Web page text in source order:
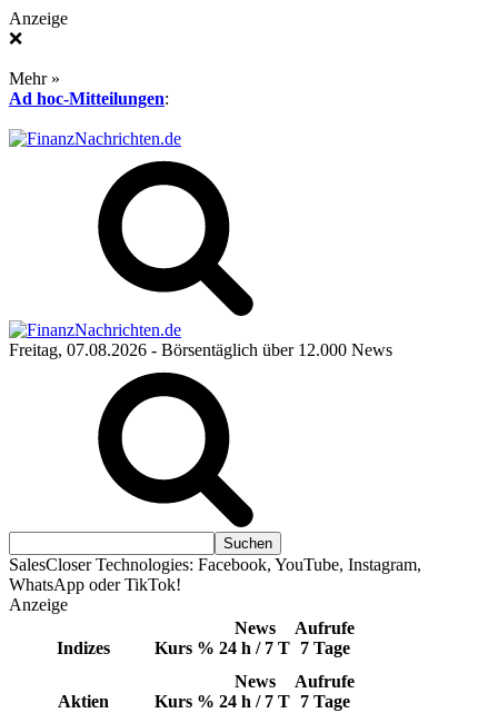
Anzeige
❌
Mehr »
Ad hoc-Mitteilungen:
Freitag, 07.08.2026 - Börsentäglich über 12.000 News
SalesCloser Technologies: Facebook, YouTube, Instagram,
WhatsApp oder TikTok!
Anzeige
Indizes Kurs %
News
24 h / 7 T
Aufrufe
7 Tage
Aktien Kurs %
News
24 h / 7 T
Aufrufe
7 Tage